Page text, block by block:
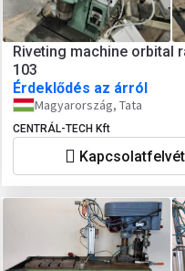
Riveting machine orbital
103
Érdeklődés az árról
Magyarország, Tata
CENTRÁL-TECH Kft